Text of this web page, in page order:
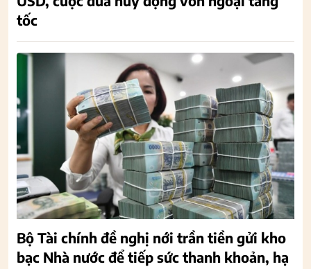
tốc
Bộ Tài chính đề nghị nới trần tiền gửi kho
bạc Nhà nước để tiếp sức thanh khoản, hạ